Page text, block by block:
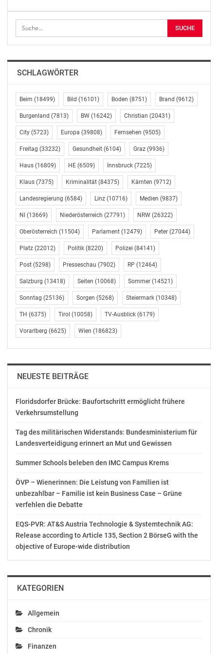
wirtschaftlichen Belastbarkeit der
Luftfahrtunternehmen hergestellt werden, heißt es im
Keine Zustimmung gab es seitens der FPÖ und der
Grünen. Sie befürchten Verschlechterungen für
der EU-Kommission vorgelegten Vorschläge umgesetzt
werden. In diesem Sinn wendet sich die FPÖ in einem
eigenen Entschließungsantrag gegen die geplante
Reform. Der Rückbau bestehender Passagierrechte sei
„absolut unverständlich und inakzeptabel“, heißt es in
der Initiative, die jedoch in der Minderheit blieb.
KÖNIGSBERGER-LUDWIG: AUFWEICHEN DER EU-
FLUGGASTRECHTE IST NO-GO
Mit Österreich werde es kein Aufweichen der EU-
Fluggastrechte geben, betonte
Konsumentenschutzstaatssekretärin Ulrike
Königsberger-Ludwig. Die von den Koalitionsparteien
vorgelegte Initiative stütze die Verhandlungsposition
der Bundesregierung in Brüssel, die die Beibehaltung
der vollen Ausgleichszahlung ab drei Stunden
Verspätung für Reisende beinhalte. Eine Aufhebung der
Zeitschwellen und finanzielle Kürzungen bei den
Fluggastrechten bezeichnete die Staatssekretärin als
„No-Go“. Es gehe stattdessen um eine ausgewogene
Gleichzeitig müsse aber auch die Wettbewerbsfähigkeit
der Fluglinien miteinbezogen werden.
Im Gegensatz zu den Koalitionsparteien – deren Antrag
defacto eine Kürzung der Fluggastrechte bedeute, lehne
Konsumentinnen und Konsumenten ab, hielt Peter
Wurm (FPÖ) fest. Für Tina Angela Berger (FPÖ) sind die
seit mehr als zehn Jahren laufenden Verhandlungen zur
die Bürokratie-Hochburg in Brüssel agiert“. Wer
stundenlang an einem Flughafen festsitze, dürfe am
Ende nicht um eine Entschädigung gebracht werden.
Dem schloss sich Manuel Pfeifer (FPÖ) an. Der FPÖ-
Abgeordnete plädierte dafür, auch das Recht auf
analoges Leben – etwa durch keine finanziellen
Anstatt einer Schwächung der Rechte für Reisende
Götze (Grüne). Die aktuellen Vorschläge der EU-
Kommission würden aber einer Aushöhlung
Flugverkehr, wie das Bahnfahren, verstärkt von der EU
SCHLAGWÖRTER
Beim (18499) Bild (16101) Boden (8751) Brand (9612)
Burgenland (7813) BW (16242) Christian (20431)
City (5723) Europa (39808) Fernsehen (9505)
Freitag (33232) Gesundheit (6104) Graz (9936)
Haus (16809) HE (6509) Innsbruck (7225)
Klaus (7375) Kriminalität (84375) Kärnten (9712)
Landesregierung (6584) Linz (10716) Medien (9837)
NI (13669) Niederösterreich (27791) NRW (26322)
Oberösterreich (11504) Parlament (12479) Peter (27044)
Platz (22012) Politik (8220) Polizei (84141)
Post (5298) Presseschau (7902) RP (12464)
Salzburg (13418) Seiten (10068) Sommer (14521)
Sonntag (25136) Sorgen (5268) Steiermark (10348)
TH (6375) Tirol (10058) TV-Ausblick (6179)
Vorarlberg (6625) Wien (186823)
NEUESTE BEITRÄGE
Floridsdorfer Brücke: Baufortschritt ermöglicht frühere
Verkehrsumstellung
Tag des militärischen Widerstands: Bundesministerium für
Landesverteidigung erinnert an Mut und Gewissen
Summer Schools beleben den IMC Campus Krems
ÖVP – Wienerinnen: Die Leistung von Familien ist
unbezahlbar – Familie ist kein Business Case – Grüne
verfehlen die Debatte
EQS-PVR: AT&S Austria Technologie & Systemtechnik AG:
Release according to Article 135, Section 2 BörseG with the
objective of Europe-wide distribution
KATEGORIEN
Allgemein
Chronik
Finanzen